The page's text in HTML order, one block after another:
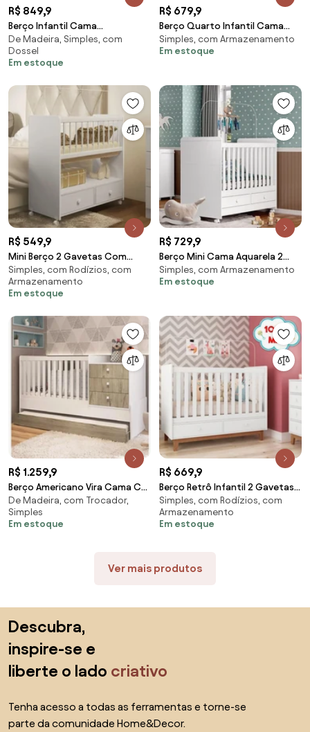
R$ 849,9
Berço Infantil Cama
Multifuncional Com 2 Criados
Mudos
De Madeira, Simples, com
Dossel
Em estoque
R$ 679,9
Berço Quarto Infantil Cama
Montessori Meu Fofinho -
Branco
Simples, com Armazenamento
Em estoque
R$ 549,9
Mini Berço 2 Gavetas Com
Colchão Moisés - Branco
Simples, com Rodízios, com
Armazenamento
Em estoque
R$ 729,9
Berço Mini Cama Aquarela 2
Gavetas - Branco
Simples, com Armazenamento
Em estoque
R$ 1.259,9
Berço Americano Vira Cama C/
Auxiliar Trocador Gaveteiro -
Branco/Montreal
De Madeira, com Trocador,
Simples
Em estoque
R$ 669,9
Berço Retrô Infantil 2 Gavetas e
2 Regulagens - Branco
Simples, com Rodízios, com
Armazenamento
Em estoque
Ver mais produtos
Descubra,
inspire-se e
liberte o lado criativo
Tenha acesso a todas as ferramentas e torne-se
parte da comunidade Home&Decor.